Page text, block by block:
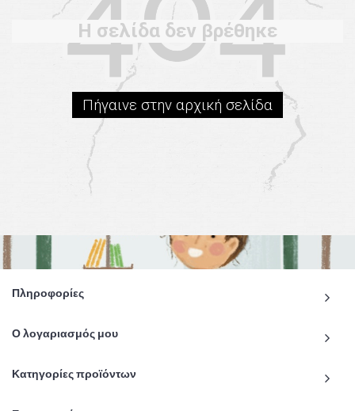
Η σελίδα δεν βρέθηκε
Πήγαινε στην αρχική σελίδα
Πληροφορίες
Ο λογαριασμός μου
Κατηγορίες προϊόντων